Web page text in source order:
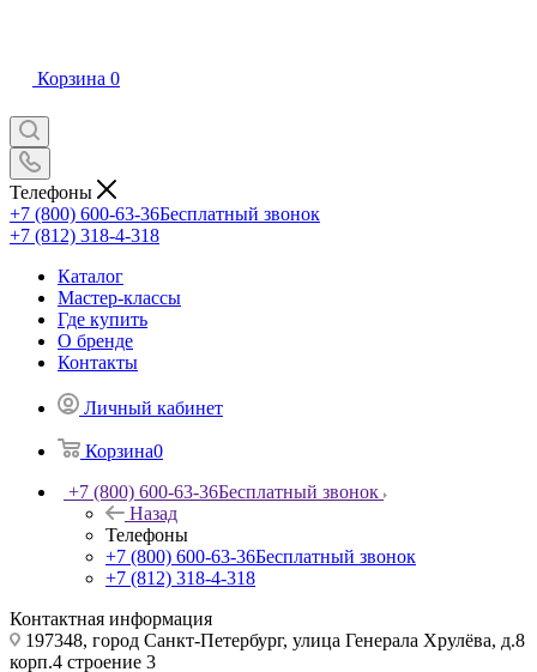
Корзина 0
Телефоны
+7 (800) 600-63-36Бесплатный звонок
+7 (812) 318-4-318
Каталог
Мастер-классы
Где купить
О бренде
Контакты
Личный кабинет
Корзина0
+7 (800) 600-63-36Бесплатный звонок
Назад
Телефоны
+7 (800) 600-63-36Бесплатный звонок
+7 (812) 318-4-318
Контактная информация
197348, город Санкт-Петербург, улица Генерала Хрулёва, д.8
корп.4 строение 3